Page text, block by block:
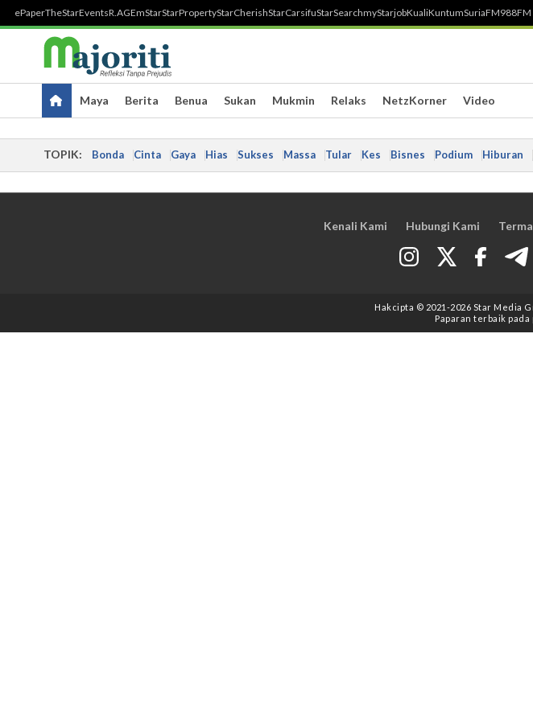
ePaperTheStarEventsR.AGEmStarStarPropertyStarCherishStarCarsifuStarSearchmyStarjobKualiKuntumSuriaFM988FM
Maya Berita Benua Sukan Mukmin Relaks NetzKorner Video
TOPIK: Bonda Cinta Gaya Hias Sukses Massa Tular Kes Bisnes Podium Hiburan
Kenali Kami Hubungi Kami
Hakcipta © 2021 -2026 Star Media
Paparan terbaik pada